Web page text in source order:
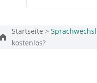
Startseite >
kostenlos?